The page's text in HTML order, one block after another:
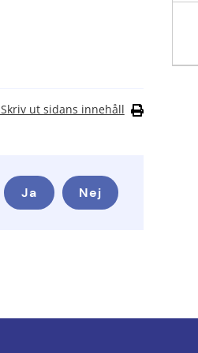
Skriv ut sidans innehåll
Nej
Ja